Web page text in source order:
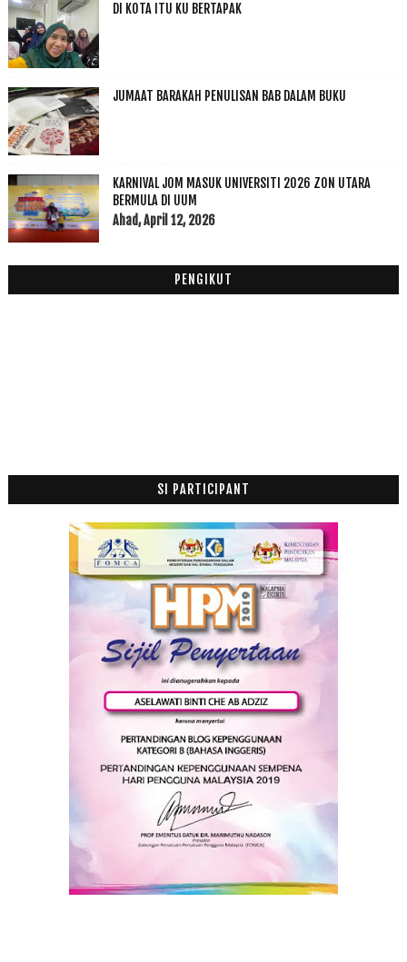
►2019 (118)
►2018(195)
►2017(199)
►2016(174)
► 2015(199)
►2014(47)
►2013(53)
►2012(100)
►2011(63)
DI KOTA ITU KU BERTAPAK
JUMAAT BARAKAH PENULISAN BAB DALAM BUKU
KARNIVAL JOM MASUK UNIVERSITI 2026 ZON UTARA
BERMULA DI UUM
Ahad, April 12, 2026
PENGIKUT
SI PARTICIPANT